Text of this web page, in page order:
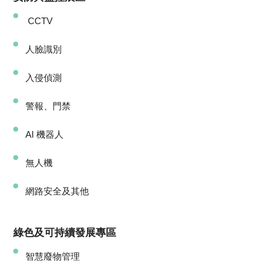
CCTV
人臉識別
入侵偵測
警報、門禁
AI 機器人
無人機
網路安全及其他
綠色及可持續發展專區
智慧廢物管理